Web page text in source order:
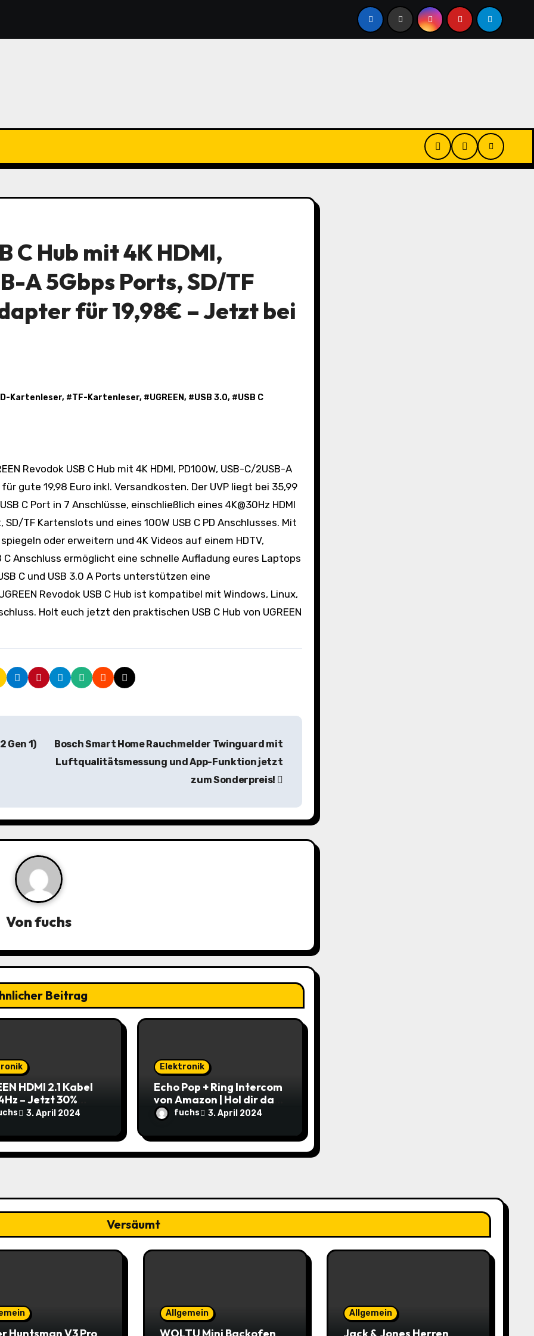
C Hub mit 4K HDMI,
A 5Gbps Ports, SD/TF
für 19,98€ – Jetzt bei
Kartenleser, #TF-Kartenleser, #UGREEN, #USB 3.0, #USB C
gute 19,98 Euro inkl. Versandkosten. Der UVP liegt bei 35,99
C Port in 7 Anschlüsse, einschließlich eines 4K@30Hz HDMI
SD/TF Kartenslots und eines 100W USB C PD Anschlusses. Mit
oder erweitern und 4K Videos auf einem HDTV,
Anschluss ermöglicht eine schnelle Aufladung eures Laptops
C und USB 3.0 A Ports unterstützen eine
Revodok USB C Hub ist kompatibel mit Windows, Linux,
Holt euch jetzt den praktischen USB C Hub von UGREEN
Gen 1)
Bosch Smart Home Rauchmelder Twinguard mit
Luftqualitätsmessung und App-Funktion jetzt
zum Sonderpreis!
Vonfuchs
Beitrag
HDMI 2.1 Kabel
– Jetzt 30%
Nur 7,69€ statt
3. April 2024
Elektronik
Echo Pop + Ring Intercom
von Amazon | Hol dir das
smarte Zuhause zum
Schnäppchenpreis!
fuchs 3. April 2024
Versäumt
Allgemein Allgemein